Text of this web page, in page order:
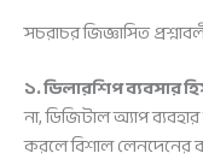
সচরাচর জিজ্ঞাসিত
১. ডিলারশিপ ব্যবসার
না, ডিজিটাল অ্যাপ
করলে বিশাল লেনদেনের